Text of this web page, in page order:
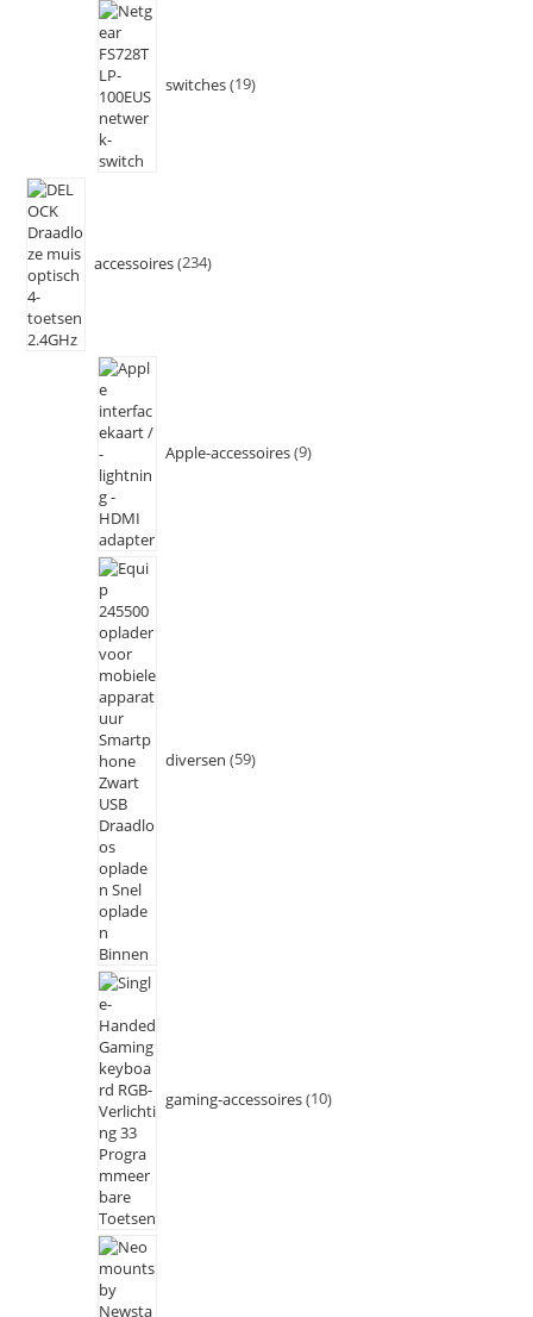
switches 19
accessoires 234
Apple-accessoires 9
diversen 59
gaming-accessoires 10